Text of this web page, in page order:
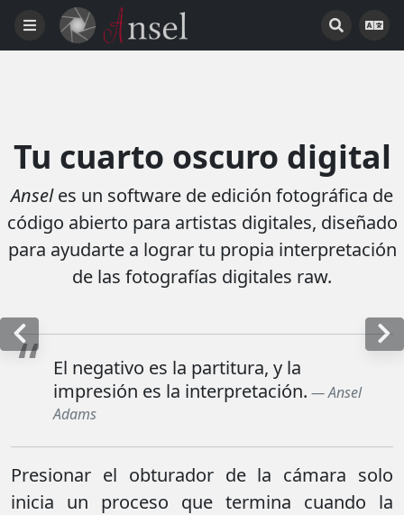
Tu cuarto oscuro digital
Anseles un software de edición fotográfica de
código abierto para artistas digitales, diseñado
para ayudarte a lograr tu propia interpretación
de las fotografías digitales raw.
El negativo es la partitura, y la
impresión es la interpretación. — Ansel
Adams
Presionar el obturador de la cámara solo
inicia un proceso que termina cuando la